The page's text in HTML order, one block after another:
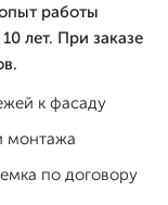
работы
лет. При заказе
к фасаду
монтажа
по договору